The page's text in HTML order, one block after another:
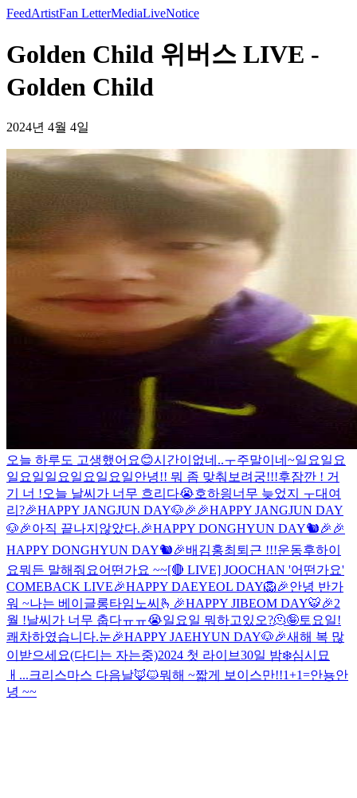
FeedArtistFan LetterMediaLiveNotice
Golden Child 위버스 LIVE -
Golden Child
2024년 4월 4일
오늘 하루도 고생했어요😊시간이없네..ㅜ주말이네~일요일요
일요일일요일요일요일안녕!! 뭐 좀 맞춰보려궁!!!후잠깐 ! 거
기 너 !오늘 날씨가 너무 흐리다😭호하읭너무 늦었지 ㅜ대여
리?🎉HAPPY JANGJUN DAY🐶🎉 🎉HAPPY JANGJUN DAY
🐶🎉아직 끝나지않았다.🎉HAPPY DONGHYUN DAY🐿🎉 🎉
HAPPY DONGHYUN DAY🐿🎉배김홍최 퇴근 !!!운동후하이
요뭐든 말해줘요어떤가요 ~~[🔴 LIVE] JOOCHAN '어떤가요'
COMEBACK LIVE🎉HAPPY DAEYEOL DAY🦁🎉안녕 반가
워 ~나는 베이글롱타임노씨🫰 🎉HAPPY JIBEOM DAY🐯🎉2
월 !날씨가 너무 춥다ㅠㅠ😭일요일 뭐하고있오?🫠🤪토요일!
쾌차하였습니다.눈🎉HAPPY JAEHYUN DAY🐶🎉새해 복 많
이받으세요(다디는 자는중)2024 첫 라이브30일 밤❄️심시묘
ㅐ...크리스마스 다음날🦊🐱뭐해 ~짧게 보이스만!!1+1=안뇽안
녕 ~~